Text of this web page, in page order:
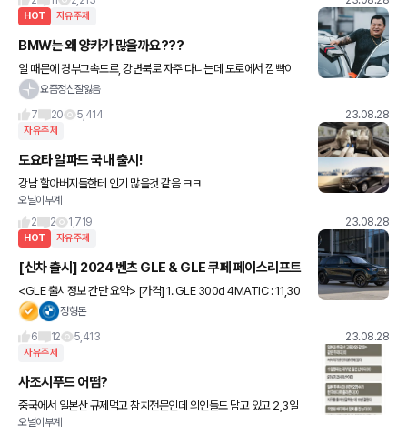
HOT 자유주제
BMW는 왜 양카가 많을까요???
일 때문에 경부고속도로, 강변북로 자주 다니는데 도로에서 깜빡이
안키고 칼질하면서 쏘고 다니는 수입차들은 죄다 BMW네요 (오늘
요즘정신잘잃음
7
20 5,414 23.08.28
자유주제
도요타 알파드 국내 출시!
강남 할아버지들한테 인기 많을것 같음 ㅋㅋ
오널이부계
2
2 1,719 23.08.28
HOT 자유주제
[신차 출시] 2024 벤츠 GLE & GLE 쿠페 페이스리프트
<GLE 출시정보 간단 요약> [가격] 1. GLE 300d 4MATIC : 11,30
0만원 (210만원 인상) 2. GLE 450 4MATIC : 13,300만원 (220
정형돈
6
12 5,413 23.08.28
자유주제
사조시푸드 어떰?
중국에서 일본산 규제먹고 참치전문인데 외인들도 담고 있고 2,3일
스윙
오널이부계